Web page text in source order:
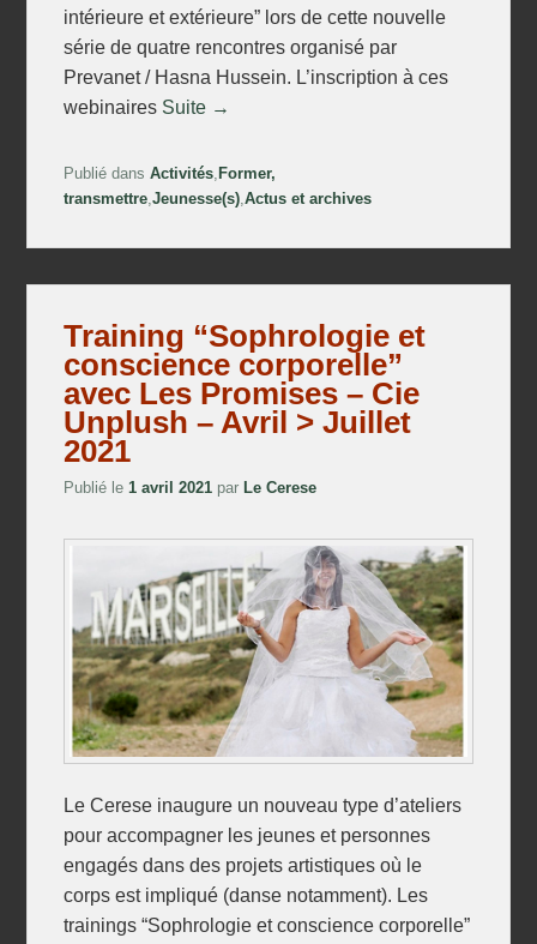
intérieure et extérieure” lors de cette nouvelle
série de quatre rencontres organisé par
Prevanet / Hasna Hussein. L’inscription à ces
webinaires Suite →
Publié dans Activités, Former,
transmettre,Jeunesse(s),Actus et archives
Training “Sophrologie et
conscience corporelle”
avec Les Promises – Cie
Unplush – Avril > Juillet
2021
Publié le1 avril 2021 par Le Cerese
Le Cerese inaugure un nouveau type d’ateliers
pour accompagner les jeunes et personnes
engagés dans des projets artistiques où le
corps est impliqué (danse notamment). Les
trainings “Sophrologie et conscience corporelle”